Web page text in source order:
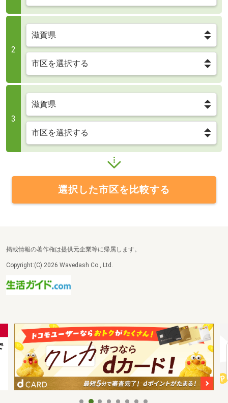
2
3
選択した市区を比較する
掲載情報の著作権は提供元企業等に帰属します。
Copyright:(C) 2026 Wavedash Co., Ltd.